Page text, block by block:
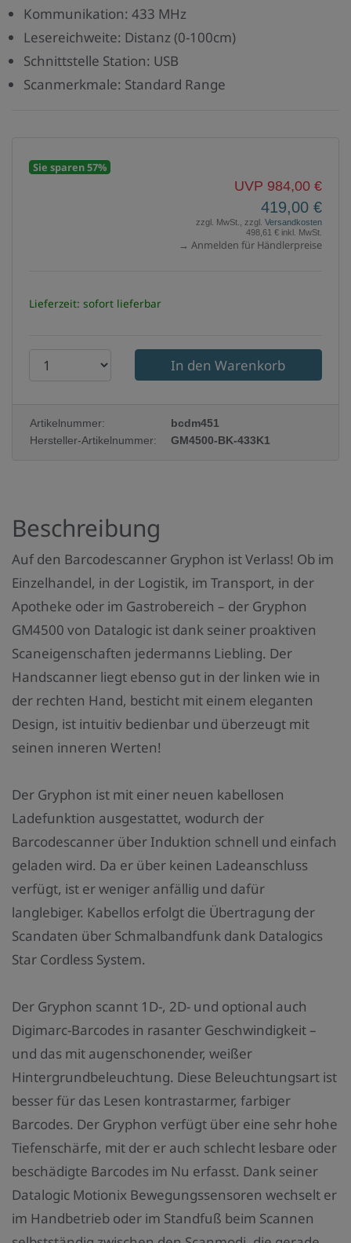
Kommunikation: 433 MHz
Lesereichweite: Distanz (0-100cm)
Schnittstelle Station: USB
Scanmerkmale: Standard Range
Sie sparen 57%
UVP 984,00 €
419,00 €
zzgl. MwSt., zzgl. Versandkosten
498,61 € inkl. MwSt.
→ Anmelden für Händlerpreise
Lieferzeit: sofort lieferbar
r
d
a
Artikelnummer:
bcdm451
Hersteller-Artikelnummer:
GM4500-BK-433K1
Beschreibung
Auf den Barcodescanner Gryphon ist Verlass! Ob im
Einzelhandel, in der Logistik, im Transport, in der
Apotheke oder im Gastrobereich – der Gryphon
GM4500 von Datalogic ist dank seiner proaktiven
Scaneigenschaften jedermanns Liebling. Der
Handscanner liegt ebenso gut in der linken wie in
der rechten Hand, besticht mit einem eleganten
Design, ist intuitiv bedienbar und überzeugt mit
seinen inneren Werten!
Der Gryphon ist mit einer neuen kabellosen
Ladefunktion ausgestattet, wodurch der
Barcodescanner über Induktion schnell und einfach
geladen wird. Da er über keinen Ladeanschluss
verfügt, ist er weniger anfällig und dafür
langlebiger. Kabellos erfolgt die Übertragung der
Scandaten über Schmalbandfunk dank Datalogics
Star Cordless System.
Der Gryphon scannt 1D-, 2D- und optional auch
Digimarc-Barcodes in rasanter Geschwindigkeit –
und das mit augenschonender, weißer
Hintergrundbeleuchtung. Diese Beleuchtungsart ist
besser für das Lesen kontrastarmer, farbiger
Barcodes. Der Gryphon verfügt über eine sehr hohe
Tiefenschärfe, mit der er auch schlecht lesbare oder
beschädigte Barcodes im Nu erfasst. Dank seiner
Datalogic Motionix Bewegungssensoren wechselt er
im Handbetrieb oder im Standfuß beim Scannen